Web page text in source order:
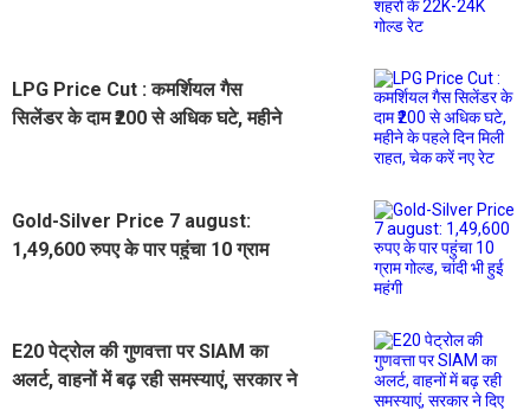
LPG Price Cut : कमर्शियल गैस
सिलेंडर के दाम ₹200 से अधिक घटे, महीने
Gold-Silver Price 7 august:
1,49,600 रुपए के पार पहुंचा 10 ग्राम
E20 पेट्रोल की गुणवत्ता पर SIAM का
अलर्ट, वाहनों में बढ़ रही समस्याएं, सरकार ने